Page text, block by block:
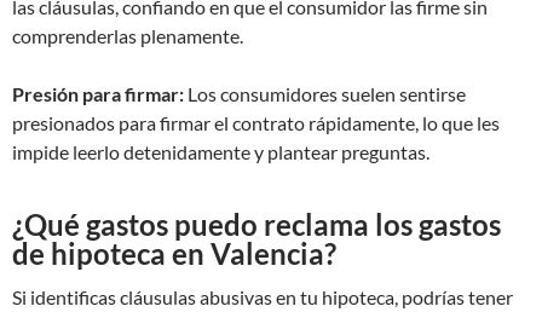
las cláusulas, confiando en que el consumidor las firme sin
comprenderlas plenamente.
Presión para firmar: Los consumidores suelen sentirse
presionados para firmar el contrato rápidamente, lo que les
impide leerlo detenidamente y plantear preguntas.
¿Qué gastos puedo reclama los gastos
de hipoteca en Valencia?
Si identificas cláusulas abusivas en tu hipoteca, podrías tener